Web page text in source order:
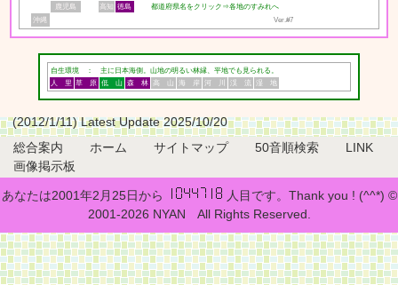
鹿児島
高知 徳島
都道府県名をクリック⇒各地のすみれへ
沖縄
Ver.#7
自生環境 ： 主に日本海側。山地の明るい林縁、平地でも見られる。
人 里 草 原 低 山 森 林 高 山 海 岸 河 川 渓 流 湿 地
(2012/1/11) Latest Update 2025/10/20
総合案内
ホーム サイトマップ 50音順検索
LINK
画像掲示板
あなたは2001年2月25日から
人目です。Thank you ! (^^*) ©
2001-2026 NYAN All Rights Reserved.